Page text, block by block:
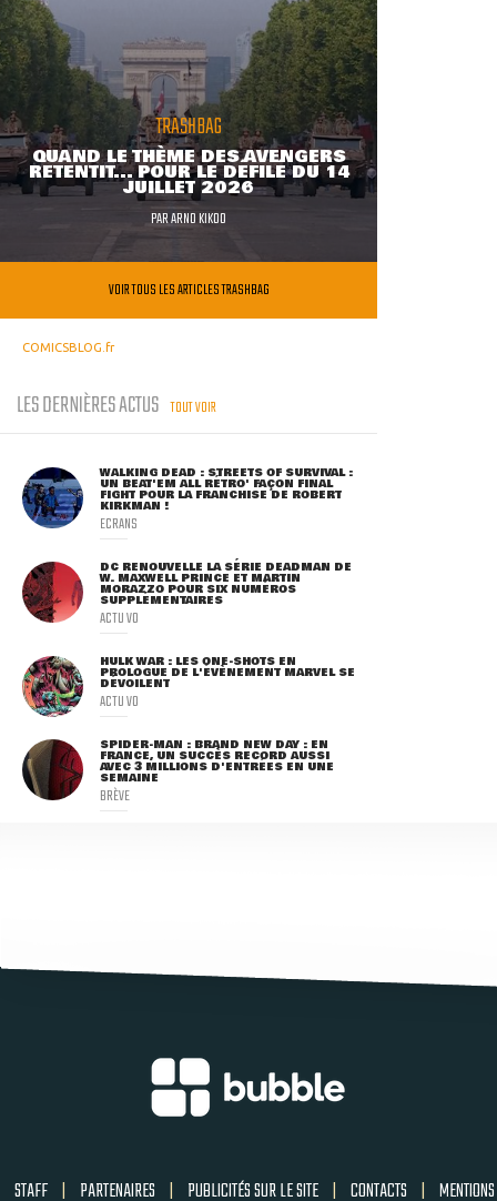
TRASHBAG
QUAND LE THÈME DES AVENGERS
RETENTIT... POUR LE DÉFILÉ DU 14
JUILLET 2026
PARARNO KIKOO
VOIR TOUS LES ARTICLES TRASHBAG
COMICSBLOG.fr
LES DERNIÈRES ACTUS TOUT VOIR
WALKING DEAD : STREETS OF SURVIVAL :
UN BEAT'EM ALL RÉTRO' FAÇON FINAL
FIGHT POUR LA FRANCHISE DE ROBERT
KIRKMAN !
ECRANS
DC RENOUVELLE LA SÉRIE DEADMAN DE
W. MAXWELL PRINCE ET MARTIN
MORAZZO POUR SIX NUMÉROS
SUPPLÉMENTAIRES
ACTU VO
HULK WAR : LES ONE-SHOTS EN
PROLOGUE DE L'ÉVÈNEMENT MARVEL SE
DÉVOILENT
ACTU VO
SPIDER-MAN : BRAND NEW DAY : EN
FRANCE, UN SUCCÈS RECORD AUSSI
AVEC 3 MILLIONS D'ENTRÉES EN UNE
SEMAINE
BRÈVE
STAFF | PARTENAIRES | PUBLICITÉS SUR LE SITE | CONTACTS | MENTIONS